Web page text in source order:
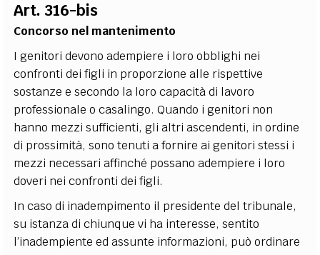
Art. 316-bis
Concorso nel mantenimento
I genitori devono adempiere i loro obblighi nei
confronti dei figli in proporzione alle rispettive
sostanze e secondo la loro capacità di lavoro
professionale o casalingo. Quando i genitori non
hanno mezzi sufficienti, gli altri ascendenti, in ordine
di prossimità, sono tenuti a fornire ai genitori stessi i
mezzi necessari affinché possano adempiere i loro
doveri nei confronti dei figli.
In caso di inadempimento il presidente del tribunale,
su istanza di chiunque vi ha interesse, sentito
l’inadempiente ed assunte informazioni, può ordinare